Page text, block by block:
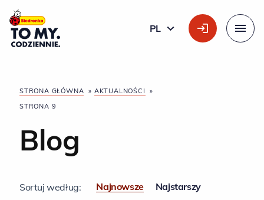
Główne logo
PL
POLSKI
STRONA GŁÓWNA » AKTUALNOŚCI
»
STRONA 9
Blog
Sortuj według: Najnowsze Najstarszy